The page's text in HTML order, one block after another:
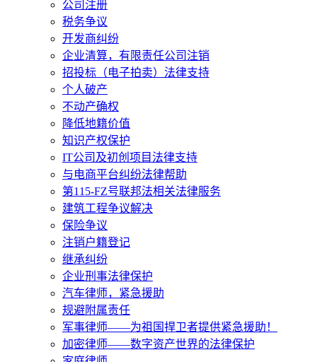
公司注册
税务争议
开发商纠纷
企业清算，有限责任公司注销
招投标（电子拍卖）法律支持
个人破产
不动产确权
降低地籍价值
知识产权保护
IT公司及初创项目法律支持
与电商平台纠纷法律帮助
第115-FZ号联邦法相关法律服务
建筑工程争议解决
保险争议
注销户籍登记
继承纠纷
企业刑事法律保护
汽车律师，紧急援助
规避附属责任
军事律师——为祖国捍卫者提供紧急援助！
加密律师——数字资产世界的法律保护